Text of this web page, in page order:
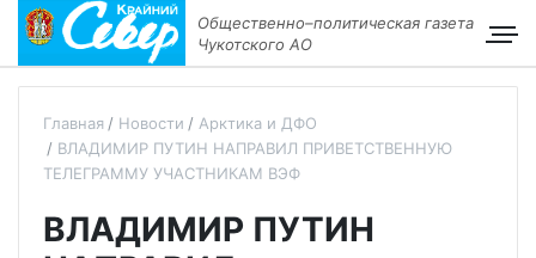
Общественно–политическая газета
Чукотского АО
Главная Новости
Арктика и ДФО
ВЛАДИМИР ПУТИН НАПРАВИЛ ПРИВЕТСТВЕННУЮ
ТЕЛЕГРАММУ УЧАСТНИКАМ ВЭФ
ВЛАДИМИР ПУТИН